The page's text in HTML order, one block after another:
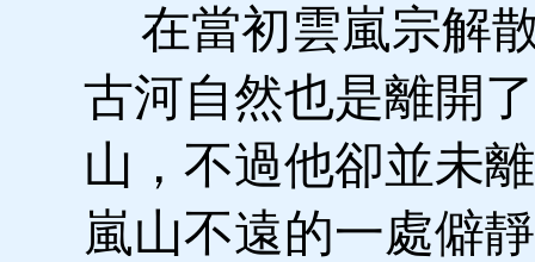
在當初雲嵐宗解
古河自然也是離開
山，不過他卻並未
嵐山不遠的一處僻